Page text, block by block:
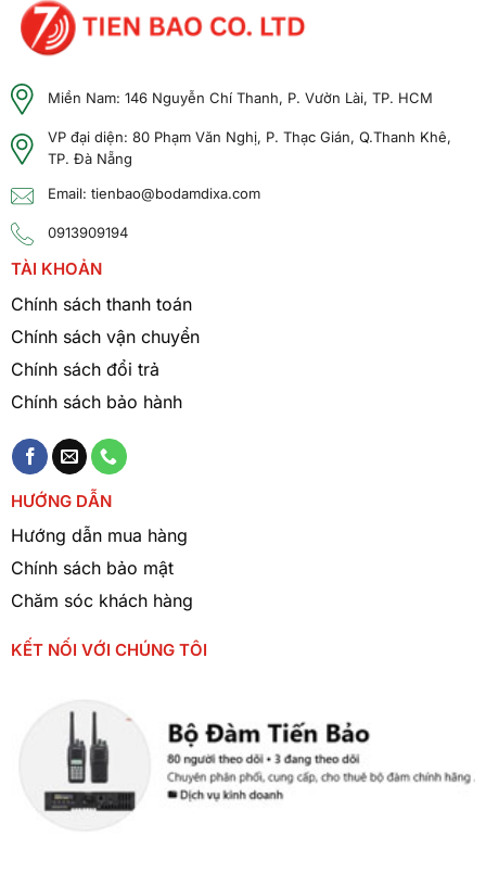
Khách sạn, resort
Đội ngũ bảo vệ
Công trình xây dựng
Logistics và kho bãi
Kenwood NX-1300N chính hãng với giải pháp phù
hợp cho doanh nghiệp của bạn.
Miền Nam: 146 Nguyễn Chí Thanh, P. Vườn Lài, TP. HCM
VP đại diện: 80 Phạm Văn Nghị, P. Thạc Gián, Q.Thanh Khê,
TP. Đà Nẵng
Email: tienbao@bodamdixa.com
0913909194
TÀI KHOẢN
Chính sách thanh toán
Chính sách vận chuyển
Chính sách đổi trả
Chính sách bảo hành
HƯỚNG DẪN
Hướng dẫn mua hàng
Chính sách bảo mật
Chăm sóc khách hàng
KẾT NỐI VỚI CHÚNG TÔI